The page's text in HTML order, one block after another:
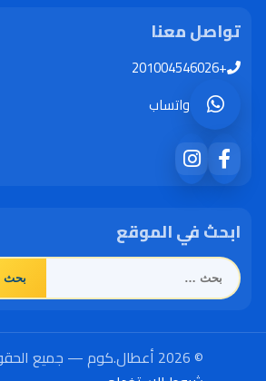
تواصل معنا
+201004546026
واتساب
ابحث في الموقع
البحث
عن:
© 2026 أعطال.كوم — جميع الحقوق محفوظة.